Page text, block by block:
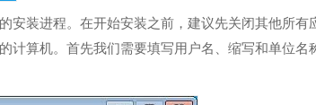
安装进程。在开始安装之前，建议先关闭其他所有
算机。首先我们需要填写用户名、缩写和单位名